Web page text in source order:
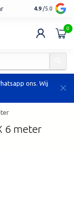
Tot 7 jaar
4.9 /5.0
0
ons. Wij
6 meter